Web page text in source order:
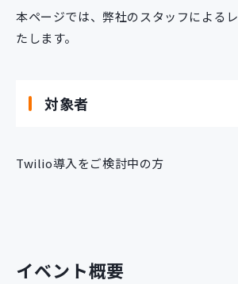
本ページでは、弊社のスタッフによる
たします。
対象者
Twilio導入をご検討中の方
イベント概要